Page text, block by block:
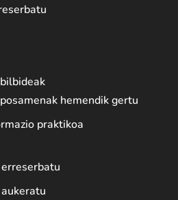
hemendik gertu
praktikoa